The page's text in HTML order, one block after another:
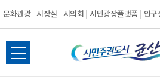
문화관광 시장실 시의회 시민광장플랫폼 인구
시
전체메뉴 열기